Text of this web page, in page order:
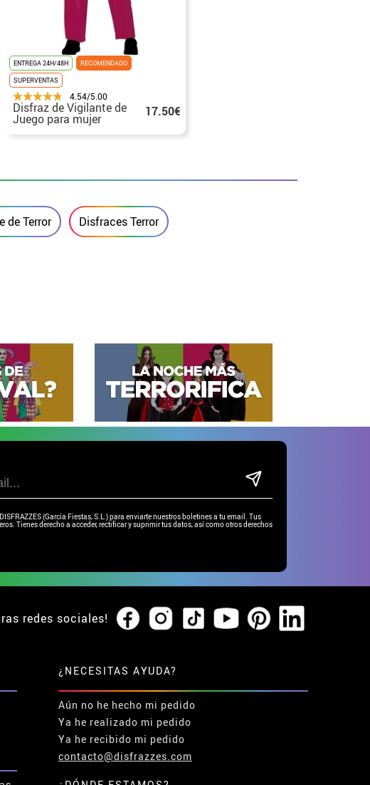
ENTREGA 24H/48H
RECOMENDADO
SUPERVENTAS
4.54/5.00
Disfraz de Vigilante de
Juego para mujer 17.50€
de Terror Disfraces Terror
(García Fiestas, S.L.) para enviarte nuestros boletines a tu email. Tus
Tienes derecho a acceder, rectificar y suprimir tus datos, así como otros derechos
redes sociales!
¿NECESITAS AYUDA?
Aún no he hecho mi pedido
Ya he realizado mi pedido
Ya he recibido mi pedido
contacto@disfrazzes.com